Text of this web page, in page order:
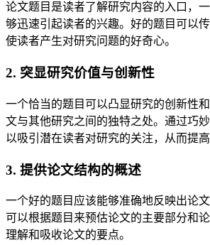
论文题目是读者了解研究内容的入口，
够迅速引起读者的兴趣。好的题目可以
使读者产生对研究问题的好奇心。
2. 突显研究价值与创新性
一个恰当的题目可以凸显研究的创新性
文与其他研究之间的独特之处。通过巧
以吸引潜在读者对研究的关注，从而提高
3. 提供论文结构的概述
一个好的题目应该能够准确地反映出论
可以根据题目来预估论文的主要部分和
理解和吸收论文的要点。